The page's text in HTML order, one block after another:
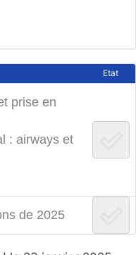
Etat
prise en
: airways et
de 2025